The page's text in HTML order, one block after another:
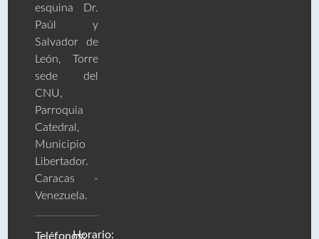
esquina Dr.
Paúl y
Salvador de
León, Torre
sede del
CNU,
Parroquia
Catedral,
Municipio
Libertador.
Caracas -
Venezuela.
Teléfonos:Horario: